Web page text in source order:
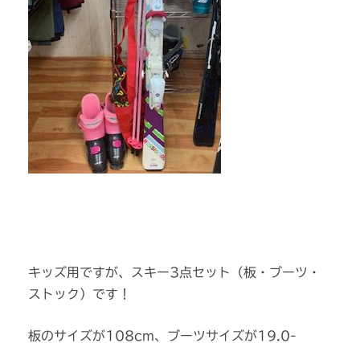
キッズ用ですが、スキー3点セット（板・ブーツ・
ストック）です！
板のサイズが108cm、ブーツサイズが19.0-